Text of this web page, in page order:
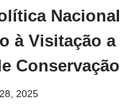
Nacional
à Visitação a
Conservação
2025